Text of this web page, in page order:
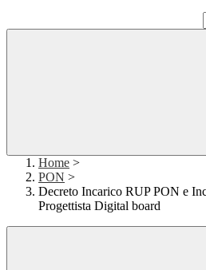
Home >
PON >
Decreto Incarico RUP PON e
Progettista Digital board